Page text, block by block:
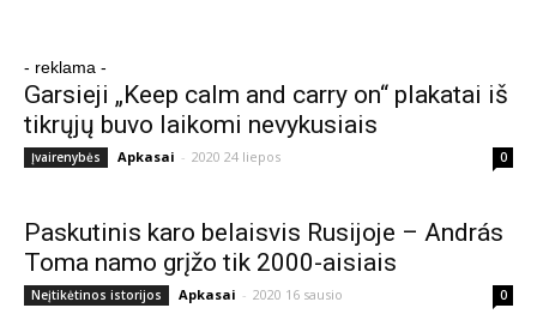
- reklama -
Garsieji „Keep calm and carry on“ plakatai iš
tikrųjų buvo laikomi nevykusiais
Įvairenybės Apkasai - 2020 24 liepos 0
Paskutinis karo belaisvis Rusijoje – András
Toma namo grįžo tik 2000-aisiais
Neįtikėtinos istorijos Apkasai - 2020 16 sausio 0